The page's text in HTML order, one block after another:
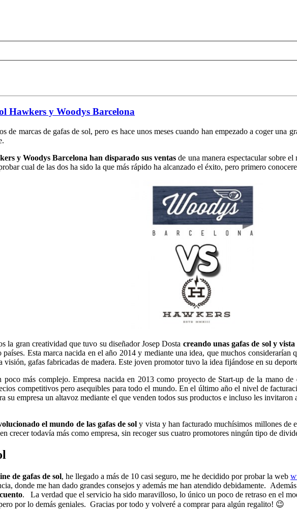
Hawkers y Woodys Barcelona
de marcas de gafas de sol, pero es hace unos meses cuando han empezado a coger una
y Woodys Barcelona han disparado sus ventas de una manera espectacular sobre
cual de las dos ha sido la que más rápido ha alcanzado el éxito, pero primero
la gran creatividad que tuvo su diseñador Josep Dosta creando unas gafas de sol y
Esta marca nacida en el año 2014 y mediante una idea, que muchos
gafas fabricadas de madera. Este joven promotor tuvo la idea fijándose en su
más complejo. Empresa nacida en 2013 como proyecto de Start-up de la mano
competitivos pero asequibles para todo el mundo. En el último año el nivel de
su empresa un altavoz mediante el que venden todos sus productos e incluso les
el mundo de las gafas de sol y vista y han facturado muchísimos millones de
crecer todavía más como empresa, sin recoger sus cuatro promotores ningún tipo de
de gafas de sol, he llegado a más de 10 casi seguro, me he decidido por probar la web
donde me han dado grandes consejos y además me han atendido debidamente.
. La verdad que el servicio ha sido maravilloso, lo único un poco de retraso en el
por lo demás geniales. Gracias por todo y volveré a comprar para algún regalito! 😉